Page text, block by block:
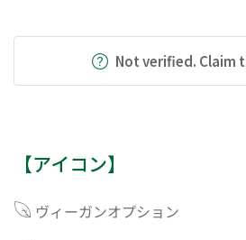
Not verified. Claim
【アイコン】
ヴィーガンオプション